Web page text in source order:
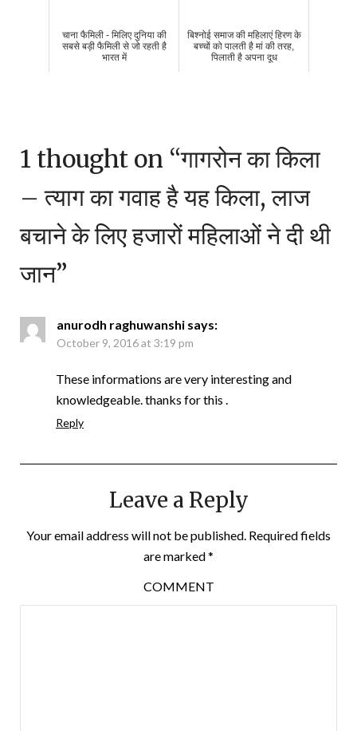
चाना फैमिली - मिलिए दुनिया की
सबसे बड़ी फैमिली से जो रहती है
भारत में
बिश्नोई समाज की महिलाएं हिरण के
बच्चों को पालती है मां की तरह,
पिलाती है अपना दूध
1 thought on “गागरोन का किला
– त्याग का गवाह है यह किला, लाज
बचाने के लिए हजारों महिलाओं ने दी थी
जान”
anurodh raghuwanshi says:
October 9, 2016 at 3:19 pm
These informations are very interesting and
knowledgeable. thanks for this .
Reply
Leave a Reply
Your email address will not be published. Required fields
are marked*
COMMENT